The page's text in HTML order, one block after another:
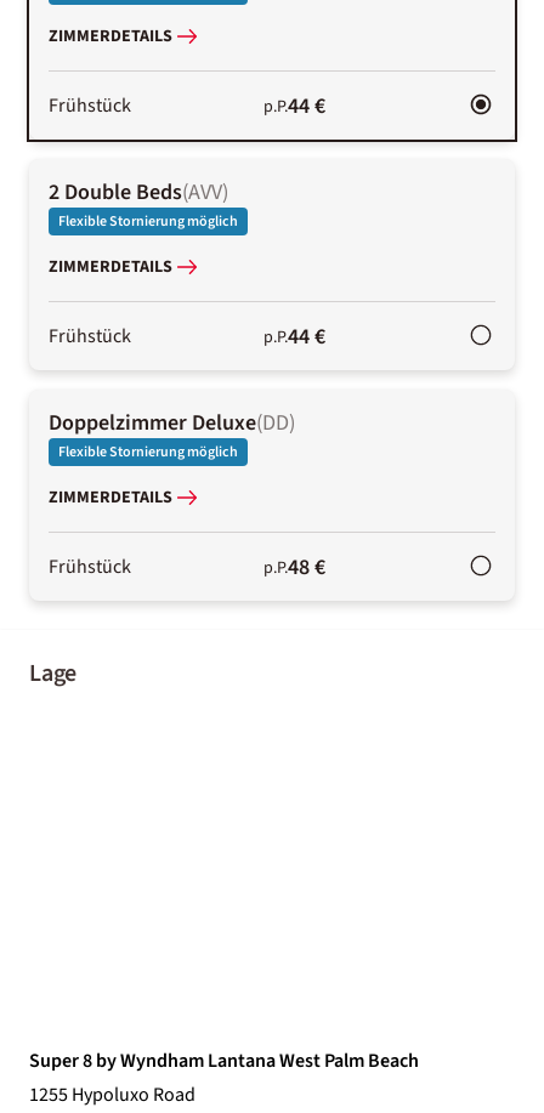
ZIMMERDETAILS
Frühstück p.P.44 €
2 Double Beds(AVV)
Flexible Stornierung möglich
ZIMMERDETAILS
Frühstück p.P.44 €
Doppelzimmer Deluxe(DD)
Flexible Stornierung möglich
ZIMMERDETAILS
Frühstück p.P.48 €
Lage
Super 8 by Wyndham Lantana West Palm Beach
1255 Hypoluxo Road